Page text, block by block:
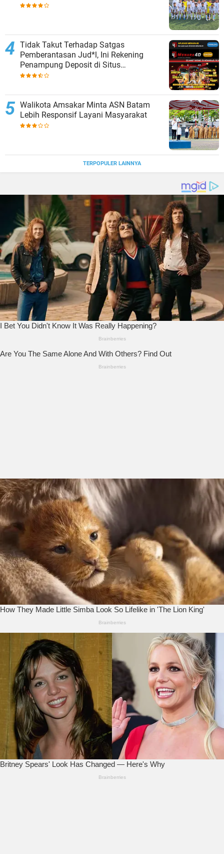
Tidak Takut Terhadap Satgas
Pemberantasan Jud*l, Ini Rekening
Penampung Deposit di Situs
MENARA4D
Walikota Amsakar Minta ASN Batam
Lebih Responsif Layani Masyarakat
TERPOPULER LAINNYA